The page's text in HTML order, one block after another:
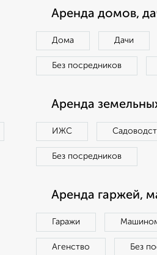
Аренда домов,
Дома Дачи
Без посредников
Аренда
ИЖС
Без посредников
Аренда гаржей,
Гаражи
Агенство Без